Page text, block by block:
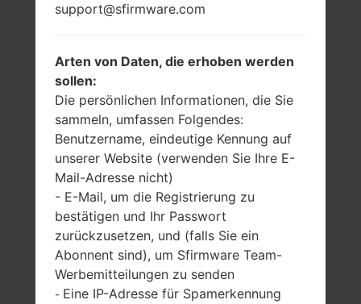
support@sfirmware.com
Arten von Daten, die erhoben werden
sollen:
Die persönlichen Informationen, die Sie
sammeln, umfassen Folgendes:
Benutzername, eindeutige Kennung auf
unserer Website (verwenden Sie Ihre E-
Mail-Adresse nicht)
- E-Mail, um die Registrierung zu
bestätigen und Ihr Passwort
zurückzusetzen, und (falls Sie ein
Abonnent sind), um Sfirmware Team-
Werbemitteilungen zu senden
- Eine IP-Adresse für Spamerkennung